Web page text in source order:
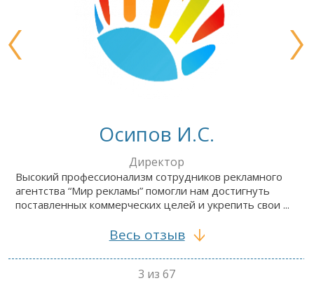
Осипов И.С.
Директор
Высокий профессионализм сотрудников рекламного
агентства “Мир рекламы” помогли нам достигнуть
поставленных коммерческих целей и укрепить свои ...
Весь отзыв
3 из 67